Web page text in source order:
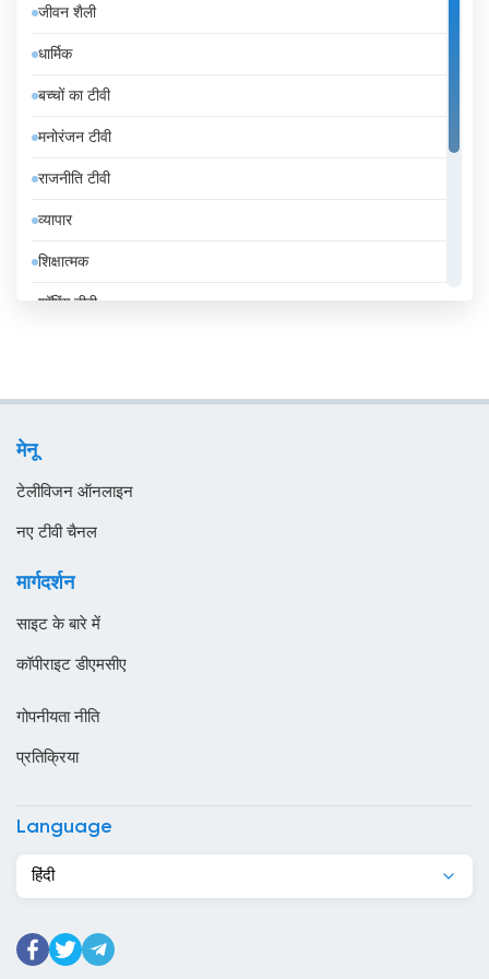
इटली
इंडोनेशिया
इथियोपिया
इराक
ईरान
उज़्बेकिस्तान
उरुग्वे
ओमान
कांगो
किर्गिज़स्तान
केप वर्ड
जीवन शैली
धार्मिक
बच्चों का टीवी
मनोरंजन टीवी
राजनीति टीवी
व्यापार
शिक्षात्मक
शॉपिंग टीवी
मेनू
टेलीविजन ऑनलाइन
नए टीवी चैनल
मार्गदर्शन
साइट के बारे में
कॉपीराइट डीएमसीए
गोपनीयता नीति
प्रतिक्रिया
Language
हिंदी